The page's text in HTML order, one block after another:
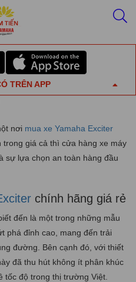
TRÊN APP
hãng giá rẻ
chính hãng giá
nơi mua xe Yamaha Exciter
giá cả thì cửa hàng xe máy
sự lựa chọn an toàn hàng đầu
chính hãng giá rẻ
đến là một trong những mẫu
phá đỉnh cao, mang đến trải
đường. Bên cạnh đó, với thiết
đã thu hút không ít phân khúc
tốc độ trong thị trường Việt.